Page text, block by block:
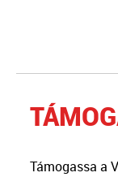
Támogassa a